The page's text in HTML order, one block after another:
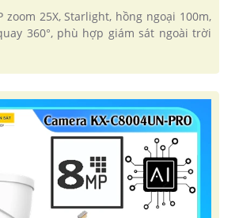
zoom 25X, Starlight, hồng ngoại 100m,
360°, phù hợp giám sát ngoài trời